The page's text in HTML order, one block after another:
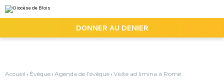
au
contenu.
la
personnels
DONNER AU DENIER
Accueil › Évêque› Agenda de l’évêque› Visite ad limina à Rome